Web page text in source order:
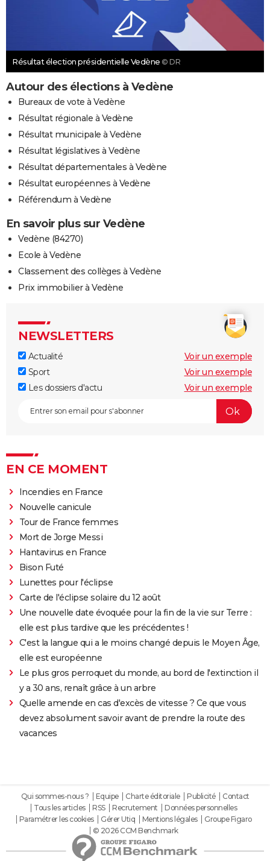
Résultat élection présidentielle Vedène © DR
Autour des élections à Vedène
Bureaux de vote à Vedène
Résultat régionale à Vedène
Résultat municipale à Vedène
Résultat législatives à Vedène
Résultat départementales à Vedène
Résultat européennes à Vedène
Référendum à Vedène
En savoir plus sur Vedène
Vedène (84270)
Ecole à Vedène
Classement des collèges à Vedène
Prix immobilier à Vedène
NEWSLETTERS
Actualité
Voir un exemple
Sport
Voir un exemple
Les dossiers d'actu
Voir un exemple
EN CE MOMENT
Incendies en France
Nouvelle canicule
Tour de France femmes
Mort de Jorge Messi
Hantavirus en France
Bison Futé
Lunettes pour l'éclipse
Carte de l'éclipse solaire du 12 août
Une nouvelle date évoquée pour la fin de la vie sur Terre :
elle est plus tardive que les précédentes !
C'est la langue qui a le moins changé depuis le Moyen Âge,
elle est européenne
Le plus gros perroquet du monde, au bord de l'extinction il
y a 30 ans, renaît grâce à un arbre
Quelle amende en cas d'excès de vitesse ? Ce que vous
devez absolument savoir avant de prendre la route des
vacances
Qui sommes-nous ? Equipe Charte éditoriale Publicité
Contact
Tous les articles
RSS Recrutement
Données personnelles
Paramétrer les cookies
Gérer Utiq Mentions légales
Groupe Figaro
© 2026 CCM Benchmark